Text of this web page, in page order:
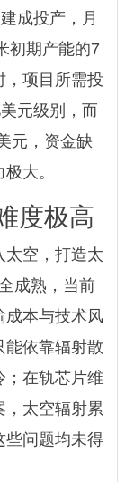
成投产，月
初期产能的7
，项目所需投
元级别，而
元，资金缺
大。
度极高
太空，打造太
成熟，当前
成本与技术风
能依靠辐射散
；在轨芯片维
，太空辐射累
些问题均未得